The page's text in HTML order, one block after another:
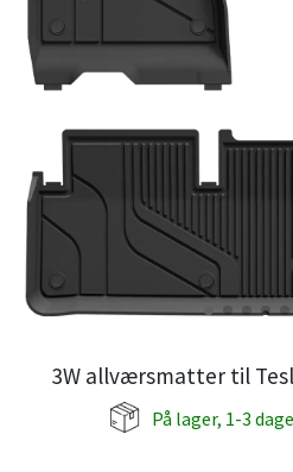
3W allværsmatter til
På lager, 1-3